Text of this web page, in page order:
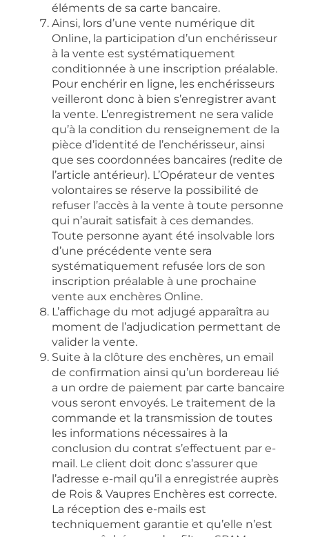
éléments de sa carte bancaire.
Ainsi, lors d’une vente numérique dit
Online, la participation d’un enchérisseur
à la vente est systématiquement
conditionnée à une inscription préalable.
Pour enchérir en ligne, les enchérisseurs
veilleront donc à bien s’enregistrer avant
la vente. L’enregistrement ne sera valide
qu’à la condition du renseignement de la
pièce d’identité de l’enchérisseur, ainsi
que ses coordonnées bancaires (redite de
l’article antérieur). L’Opérateur de ventes
volontaires se réserve la possibilité de
refuser l’accès à la vente à toute personne
qui n’aurait satisfait à ces demandes.
Toute personne ayant été insolvable lors
d’une précédente vente sera
systématiquement refusée lors de son
inscription préalable à une prochaine
vente aux enchères Online.
L’affichage du mot adjugé apparaîtra au
moment de l’adjudication permettant de
valider la vente.
Suite à la clôture des enchères, un email
de confirmation ainsi qu’un bordereau lié
a un ordre de paiement par carte bancaire
vous seront envoyés. Le traitement de la
commande et la transmission de toutes
les informations nécessaires à la
conclusion du contrat s’effectuent par e-
mail. Le client doit donc s’assurer que
l’adresse e-mail qu’il a enregistrée auprès
de Rois & Vaupres Enchères est correcte.
La réception des e-mails est
techniquement garantie et qu’elle n’est